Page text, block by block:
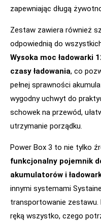
zapewniając długą
Zestaw zawiera również
odpowiednią do
Wysoka moc ładowarki
czasy ładowania, co
pełnej sprawności
wygodny uchwyt do
schowek na przewód,
utrzymanie porządku.
Power Box 3 to nie tylko
funkcjonalny pojemnik
akumulatorów i
innymi systemami
transportowanie zestawu.
ręką wszystko, czego